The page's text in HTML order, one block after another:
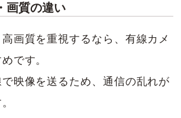
画質の違い
画質を重視するなら、有線カメ
です。
映像を送るため、通信の乱れが